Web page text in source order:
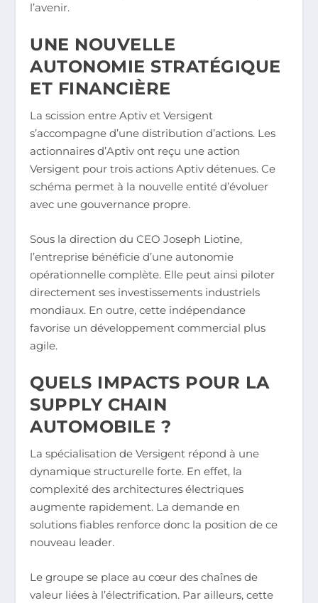
l’avenir.
UNE NOUVELLE
AUTONOMIE STRATÉGIQUE
ET FINANCIÈRE
La scission entre Aptiv et Versigent
s’accompagne d’une distribution d’actions. Les
actionnaires d’Aptiv ont reçu une action
Versigent pour trois actions Aptiv détenues. Ce
schéma permet à la nouvelle entité d’évoluer
avec une gouvernance propre.
Sous la direction du CEO Joseph Liotine,
l’entreprise bénéficie d’une autonomie
opérationnelle complète. Elle peut ainsi piloter
directement ses investissements industriels
mondiaux. En outre, cette indépendance
favorise un développement commercial plus
agile.
QUELS IMPACTS POUR LA
SUPPLY CHAIN
AUTOMOBILE ?
La spécialisation de Versigent répond à une
dynamique structurelle forte. En effet, la
complexité des architectures électriques
augmente rapidement. La demande en
solutions fiables renforce donc la position de ce
nouveau leader.
Le groupe se place au cœur des chaînes de
valeur liées à l’électrification. Par ailleurs, cette